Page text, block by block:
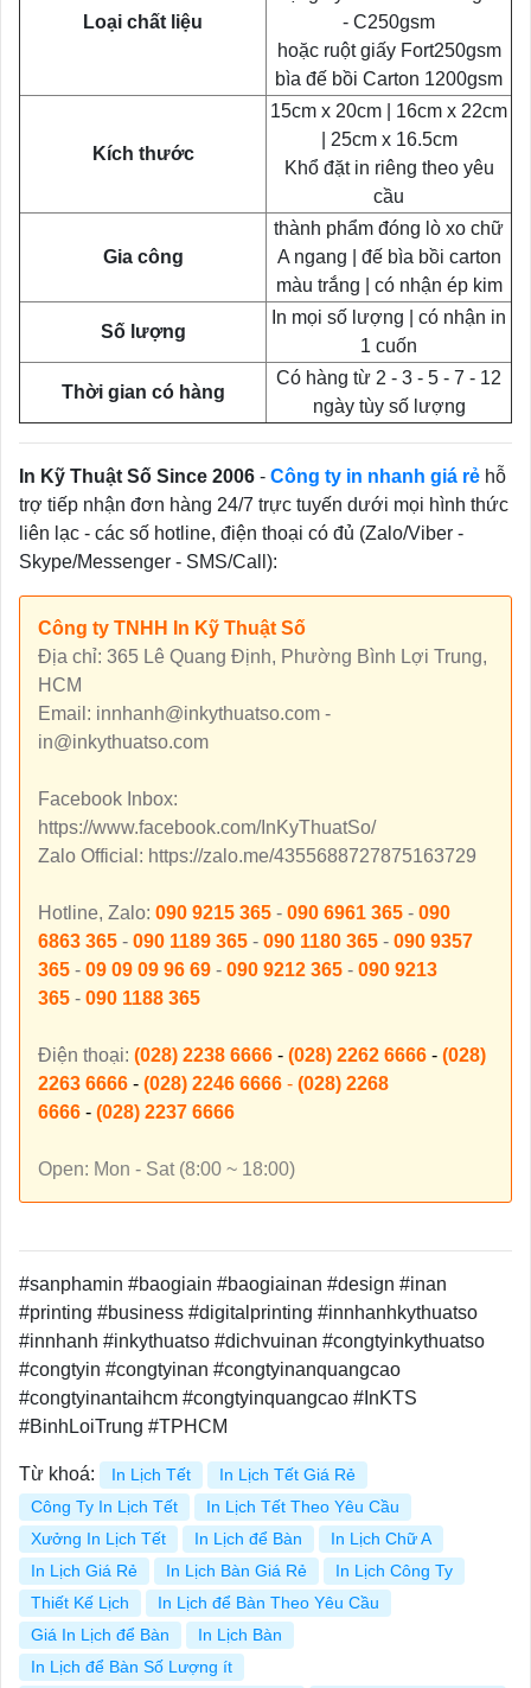
Loại chất liệu
- C250gsm
hoặc ruột giấy Fort250gsm
bìa đế bồi Carton 1200gsm
Kích thước
15cm x 20cm | 16cm x 22cm
| 25cm x 16.5cm
Khổ đặt in riêng theo yêu
cầu
Gia công
thành phẩm đóng lò xo chữ
A ngang | đế bìa bồi carton
màu trắng | có nhận ép kim
Số lượng
In mọi số lượng | có nhận in
1 cuốn
Thời gian có hàng
Có hàng từ 2 - 3 - 5 - 7 - 12
ngày tùy số lượng
In Kỹ Thuật Số Since 2006 - Công ty in nhanh giá rẻ hỗ
trợ tiếp nhận đơn hàng 24/7 trực tuyến dưới mọi hình thức
liên lạc - các số hotline, điện thoại có đủ (Zalo/Viber -
Skype/Messenger - SMS/Call):
Công ty TNHH In Kỹ Thuật Số
Địa chỉ: 365 Lê Quang Định, Phường Bình Lợi Trung,
HCM
Email: innhanh@inkythuatso.com -
in@inkythuatso.com
Facebook Inbox:
https://www.facebook.com/InKyThuatSo/
Zalo Official: https://zalo.me/4355688727875163729
Hotline, Zalo: 090 9215 365 - 090 6961 365 - 090
6863 365 - 090 1189 365 - 090 1180 365 - 090 9357
365 - 09 09 09 96 69 - 090 9212 365 - 090 9213
365 - 090 1188 365
Điện thoại: (028) 2238 6666 - (028) 2262 6666 - (028)
2263 6666 - (028) 2246 6666 - (028) 2268
6666 - (028) 2237 6666
Open: Mon - Sat (8:00 ~ 18:00)
#sanphamin #baogiain #baogiainan #design #inan
#printing #business #digitalprinting #innhanhkythuatso
#innhanh #inkythuatso #dichvuinan #congtyinkythuatso
#congtyin #congtyinan #congtyinanquangcao
#congtyinantaihcm #congtyinquangcao #InKTS
#BinhLoiTrung #TPHCM
Từ khoá: In Lịch Tết
In Lịch Tết Giá Rẻ
Công Ty In Lịch Tết
In Lịch Tết Theo Yêu Cầu
Xưởng In Lịch Tết
In Lịch để Bàn
In Lịch Chữ A
In Lịch Giá Rẻ
In Lịch Bàn Giá Rẻ
In Lịch Công Ty
Thiết Kế Lịch
In Lịch để Bàn Theo Yêu Cầu
Giá In Lịch để Bàn
In Lịch Bàn
In Lịch để Bàn Số Lượng ít